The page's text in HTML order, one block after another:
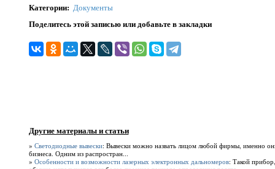
Категории: Документы
Поделитесь этой записью или добавьте в закладки
Другие материалы и статьи
» Светодиодные вывески: Вывески можно назвать лицом любой фирмы, именно
бизнеса. Одним из распростран...
» Особенности и возможности лазерных электронных дальномеров: Такой